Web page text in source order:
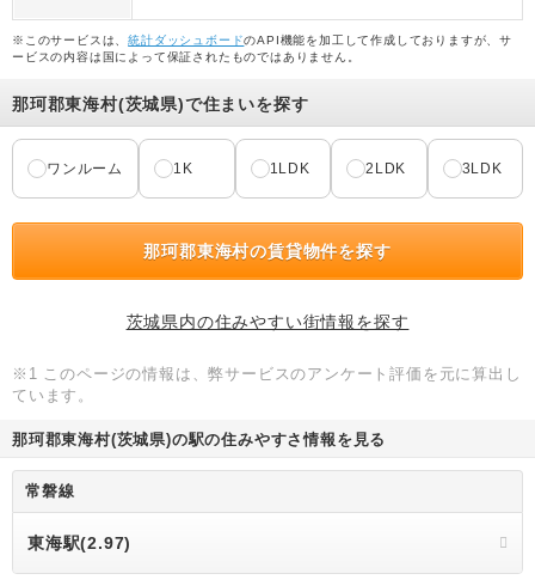
※このサービスは、統計ダッシュボードのAPI機能を加工して作成しておりますが、サ
ービスの内容は国によって保証されたものではありません。
那珂郡東海村(茨城県)で住まいを探す
ワンルーム 1K 1LDK 2LDK 3LDK
那珂郡東海村の賃貸物件を探す
茨城県内の住みやすい街情報を探す
※1 このページの情報は、弊サービスのアンケート評価を元に算出し
ています。
那珂郡東海村(茨城県)の駅の住みやすさ情報を見る
常磐線
東海駅(2.97)